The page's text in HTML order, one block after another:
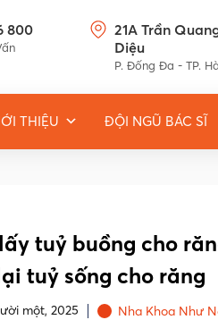
800
21A Trần
Diệu
P. Đống Đa - TP.
THIỆU ĐỘI NGŨ BÁC SĨ
tuỷ buồng cho
tuỷ sống cho răng
một, 2025 Nha Khoa Như